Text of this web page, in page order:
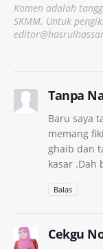
Komen adalah
SKMM. Untuk
Tanpa
Baru saya
memang
ghaib dan
kasar .Dah
Balas
Cekgu